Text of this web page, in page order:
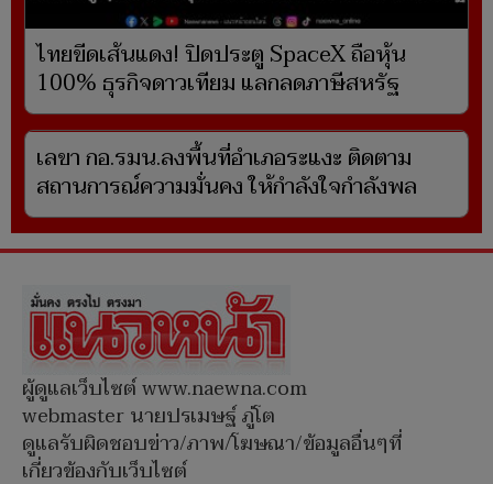
ไทยขีดเส้นแดง! ปิดประตู SpaceX ถือหุ้น
100% ธุรกิจดาวเทียม แลกลดภาษีสหรัฐ
เลขา กอ.รมน.ลงพื้นที่อำเภอระแงะ ติดตาม
สถานการณ์ความมั่นคง ให้กำลังใจกำลังพล
ผู้ดูแลเว็บไซต์ www.naewna.com
webmaster นายปรเมษฐ์ ภู่โต
ดูแลรับผิดชอบข่าว/ภาพ/โฆษณา/ข้อมูลอื่นๆที่
เกี่ยวข้องกับเว็บไซต์